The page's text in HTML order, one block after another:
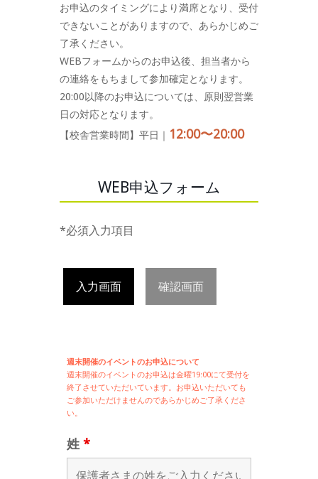
お申込のタイミングにより満席となり、受付
できないことがありますので、あらかじめご
了承ください。
WEBフォームからのお申込後、担当者から
の連絡をもちまして参加確定となります。
20:00以降のお申込については、原則翌営業
日の対応となります。
【校舎営業時間】平日｜ 12:00〜20:00
WEB申込フォーム
*必須入力項目
入力画面 確認画面
週末開催のイベントのお申込について
週末開催のイベントのお申込は金曜19:00にて受付を
終了させていただいています。お申込いただいても
ご参加いただけませんのであらかじめご了承くださ
い。
姓 *